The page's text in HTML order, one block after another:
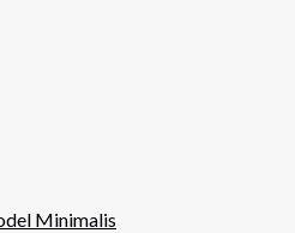
Minimalis